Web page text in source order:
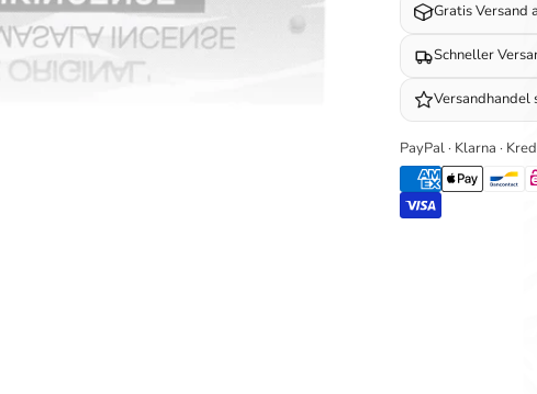
Gratis Versand
Schneller
Versandhandel
PayPal · Klarna ·